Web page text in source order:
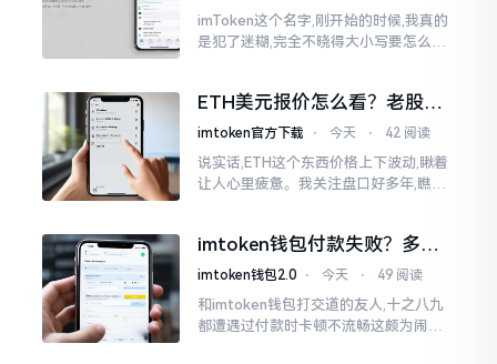
imToken这个名字,刚开始的时候,我真的
是犯了迷糊,完全不晓得大小写要怎么去
ETH美元报价怎么看？老股民
手把手教你盯盘
imtoken官方下载 ⋅ 今天 ⋅ 42 阅读
说实话,ETH这个东西价格上下波动,瞅着
让人心里疲惫。我关注盘口好多年,瞧见
判断。
imtoken钱包付款失败？多半
是这几个原因闹的
imtoken钱包2.0 ⋅ 今天 ⋅ 49 阅读
和imtoken钱包打交道的友人,十之八九
都遭遇过付款时卡顿不流畅这颇为闹心